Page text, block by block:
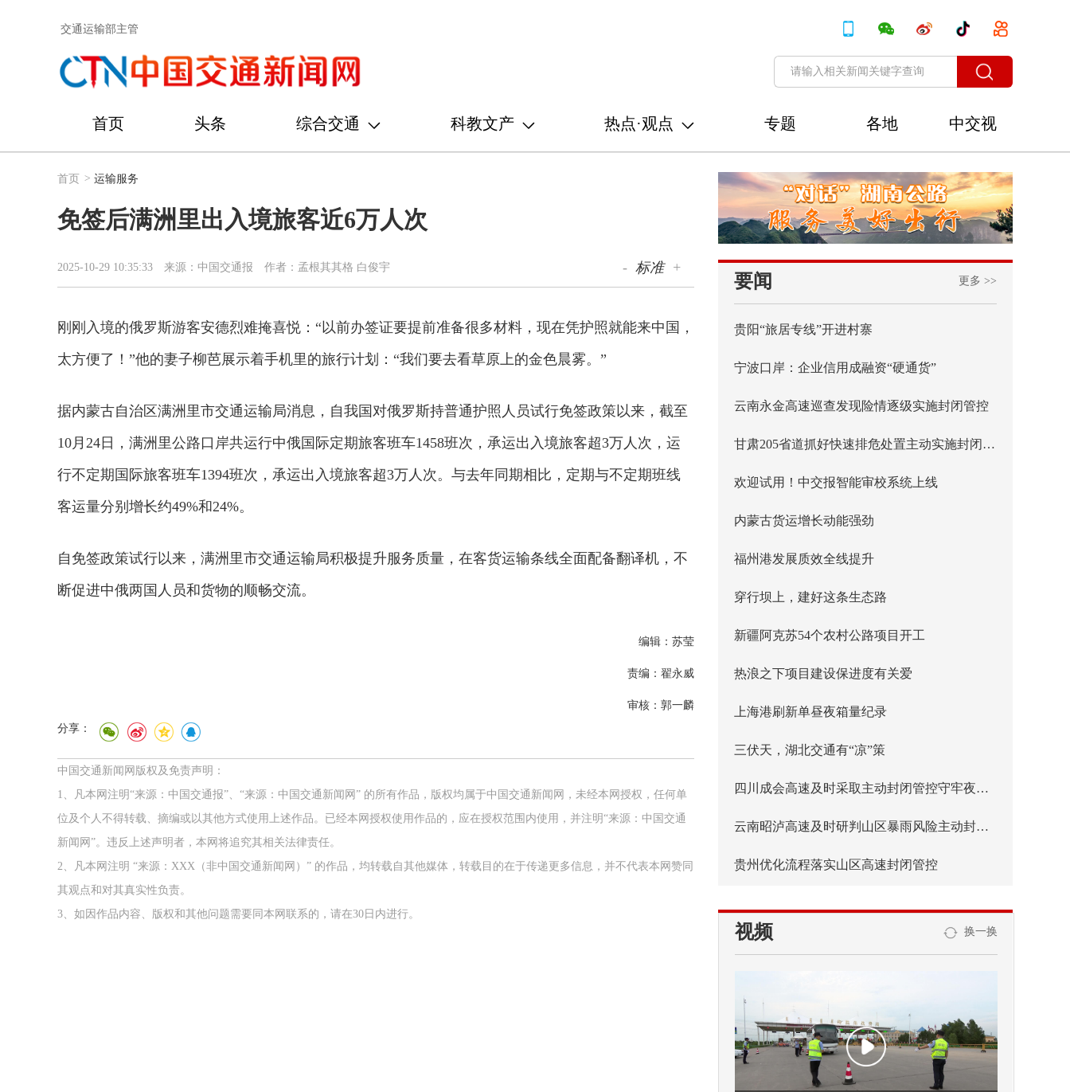
交通运输部主管
首页 头条 综合交通 科教文产 热点·观点 专题 各地
中交视
讯
首页 > 运输服务
免签后满洲里出入境旅客近6万人次
2025-10-29 10:35:33 来源：中国交通报 作者：孟根其其格 白俊宇 - 标准 +
刚刚入境的俄罗斯游客安德烈难掩喜悦：“以前办签证要提前准备很多材料，现在凭护照就能来中国，
太方便了！”他的妻子柳芭展示着手机里的旅行计划：“我们要去看草原上的金色晨雾。”
据内蒙古自治区满洲里市交通运输局消息，自我国对俄罗斯持普通护照人员试行免签政策以来，截至
10月24日，满洲里公路口岸共运行中俄国际定期旅客班车1458班次，承运出入境旅客超3万人次，运
行不定期国际旅客班车1394班次，承运出入境旅客超3万人次。与去年同期相比，定期与不定期班线
客运量分别增长约49%和24%。
自免签政策试行以来，满洲里市交通运输局积极提升服务质量，在客货运输条线全面配备翻译机，不
断促进中俄两国人员和货物的顺畅交流。
编辑：苏莹
责编：翟永威
审核：郭一麟
分享：
中国交通新闻网版权及免责声明：
1、凡本网注明“来源：中国交通报”、“来源：中国交通新闻网” 的所有作品，版权均属于中国交通新闻网，未经本网授权，任何单
位及个人不得转载、摘编或以其他方式使用上述作品。已经本网授权使用作品的，应在授权范围内使用，并注明“来源：中国交通
新闻网”。违反上述声明者，本网将追究其相关法律责任。
2、凡本网注明 “来源：XXX（非中国交通新闻网）” 的作品，均转载自其他媒体，转载目的在于传递更多信息，并不代表本网赞同
其观点和对其真实性负责。
3、如因作品内容、版权和其他问题需要同本网联系的，请在30日内进行。
要闻 更多 >>
贵阳“旅居专线”开进村寨
宁波口岸：企业信用成融资“硬通货”
云南永金高速巡查发现险情逐级实施封闭管控
甘肃205省道抓好快速排危处置主动实施封闭管控
欢迎试用！中交报智能审校系统上线
内蒙古货运增长动能强劲
福州港发展质效全线提升
穿行坝上，建好这条生态路
新疆阿克苏54个农村公路项目开工
热浪之下项目建设保进度有关爱
上海港刷新单昼夜箱量纪录
三伏天，湖北交通有“凉”策
四川成会高速及时采取主动封闭管控守牢夜间安全防线
云南昭泸高速及时研判山区暴雨风险主动封闭管控
贵州优化流程落实山区高速封闭管控
视频 换一换